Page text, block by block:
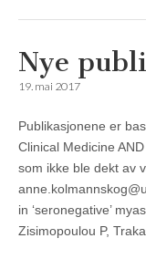
Nye
19. mai 2017
Publikasjonene er
Clinical Medicine
som ikke ble dekt av
in ‘seronegative’
Zisimopoulou P,